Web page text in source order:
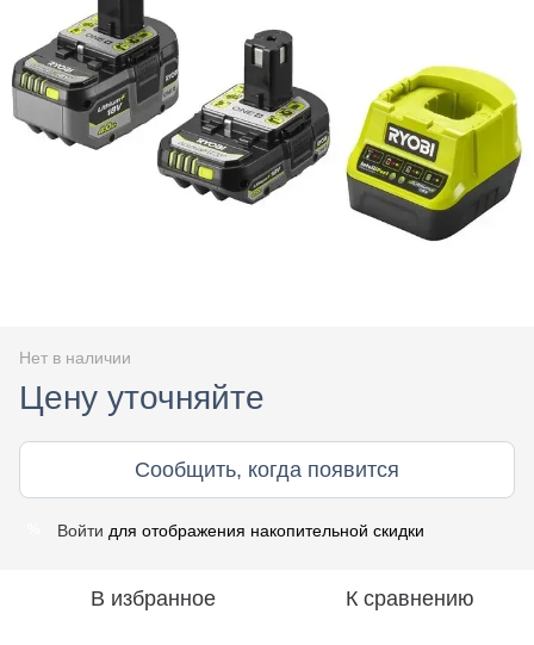
Нет в наличии
Цену уточняйте
Сообщить, когда появится
Войти для отображения накопительной скидки
В избранное К сравнению